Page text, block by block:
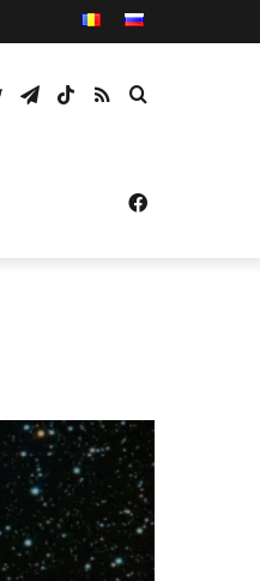
Caută
RSS
TikTok
Telegram
Twitter
Facebook